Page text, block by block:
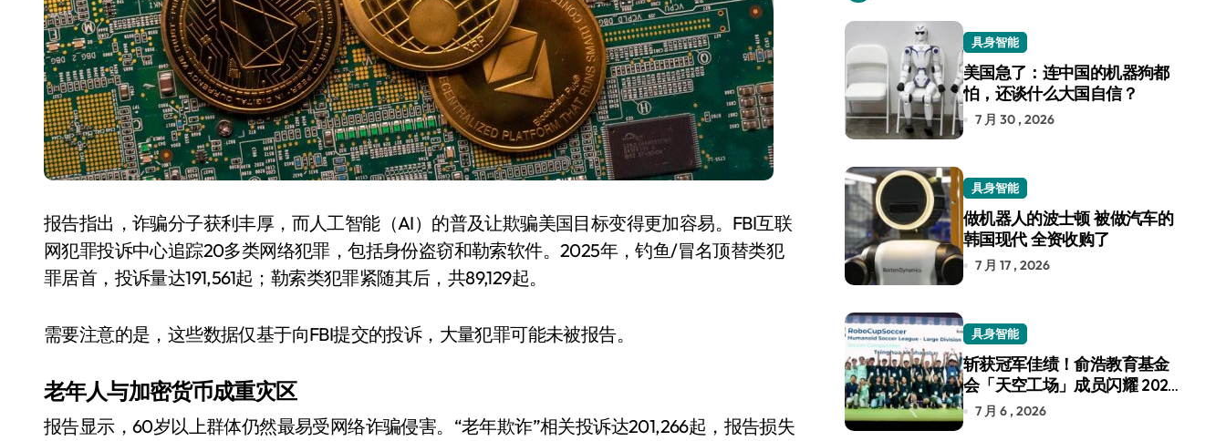
耳机低音像白开水？90%的人第一步就做错了
复古玩家狂喜：Anbernic第三次复刻GBA SP，情怀拉满
Xbox 360 游戏终于要登 PC，光盘党也能“以盘换数”了？
AirTag 新版到底香不香？一篇帮你避坑+种草
净利润暴跌7.7%，苏泊尔开始靠“擦边”续命了？
报告指出，诈骗分子获利丰厚，而人工智能（AI）的普及让欺骗美国目标变得更加容易。FBI互联
网犯罪投诉中心追踪20多类网络犯罪，包括身份盗窃和勒索软件。2025年，钓鱼/冒名顶替类犯
罪居首，投诉量达191,561起；勒索类犯罪紧随其后，共89,129起。
需要注意的是，这些数据仅基于向FBI提交的投诉，大量犯罪可能未被报告。
老年人与加密货币成重灾区
报告显示，60岁以上群体仍然最易受网络诈骗侵害。“老年欺诈”相关投诉达201,266起，报告损失
具身智能
美国急了：连中国的机器狗都
怕，还谈什么大国自信？
7 月 30 , 2026
具身智能
做机器人的波士顿 被做汽车的
韩国现代 全资收购了
7 月 17 , 2026
具身智能
斩获冠军佳绩！俞浩教育基金
会「天空工场」成员闪耀 2026
RoboCup 机器人世界杯
7 月 6 , 2026